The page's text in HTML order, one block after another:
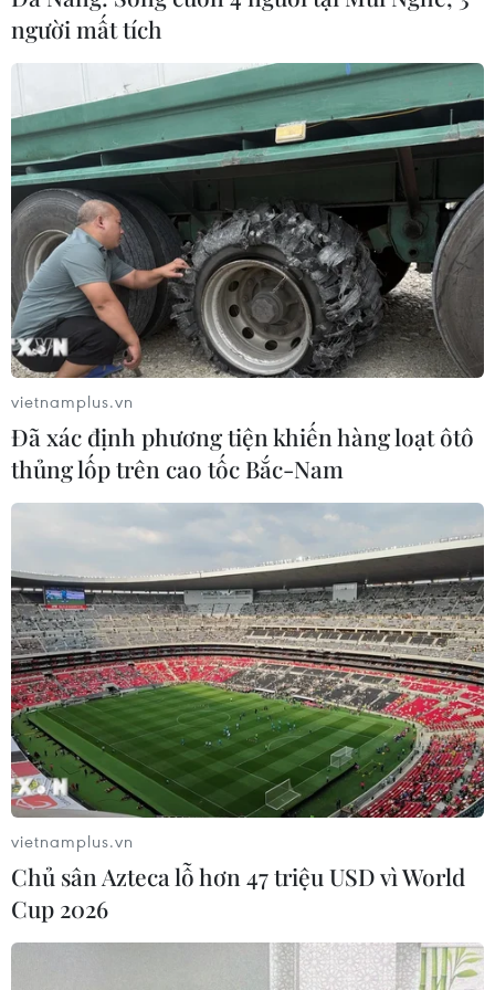
Quản lý Trí tuệ Nhân tạo
15/06/2023 00:05
Nếu EU thực hiện được mục tiêu tham vọng là đạt được
thỏa thuận vào cuối năm nay, khối này sẽ có bộ luật
đầu tiên trên thế giới về quản lý AI.
người mất tích
vietnamplus.vn
Đã xác định phương tiện khiến hàng loạt ôtô
thủng lốp trên cao tốc Bắc-Nam
vietnamplus.vn
Chủ sân Azteca lỗ hơn 47 triệu USD vì World
Cup 2026